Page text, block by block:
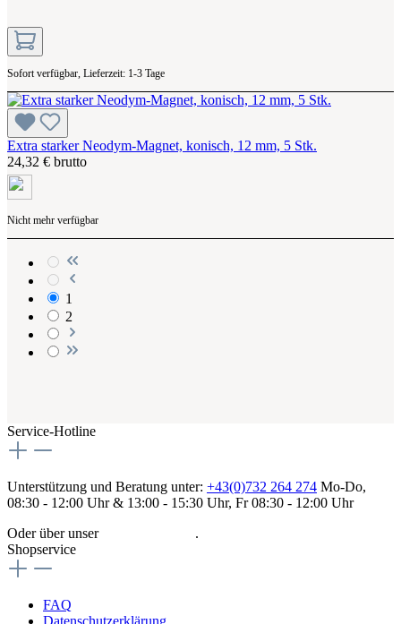
Sofort verfügbar, Lieferzeit: 1-3 Tage
Extra starker Neodym-Magnet, konisch, 12 mm, 5 Stk.
24,32 € brutto
Nicht mehr verfügbar
1
2
Service-Hotline
Unterstützung und Beratung unter: +43(0)732 264 274 Mo-Do,
08:30 - 12:00 Uhr & 13:00 - 15:30 Uhr, Fr 08:30 - 12:00 Uhr
Oder über unser
.
Shopservice
FAQ
Datenschutzerklärung